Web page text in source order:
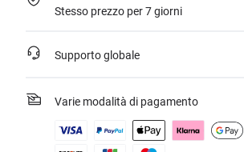
Stesso prezzo per 7 giorni
Supporto globale
Varie modalità di pagamento